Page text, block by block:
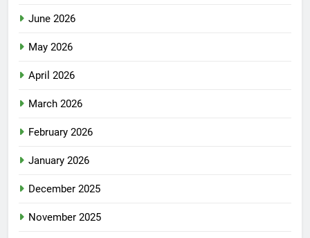
June 2026
May 2026
April 2026
March 2026
February 2026
January 2026
December 2025
November 2025